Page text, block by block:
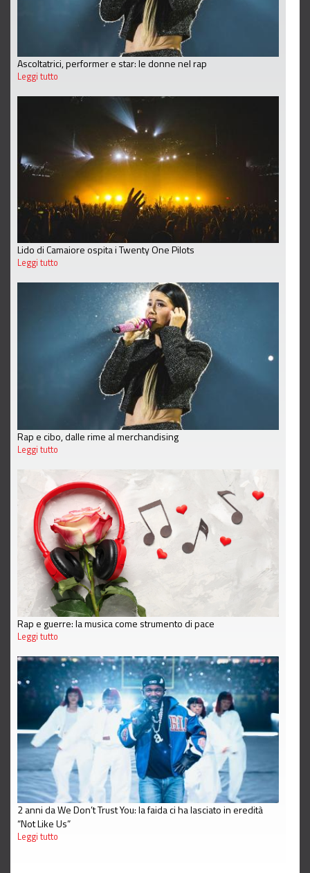
Ascoltatrici, performer e star: le donne nel rap
Leggi tutto
Lido di Camaiore ospita i Twenty One Pilots
Leggi tutto
Rap e cibo, dalle rime al merchandising
Leggi tutto
Rap e guerre: la musica come strumento di pace
Leggi tutto
2 anni da We Don’t Trust You: la faida ci ha lasciato in eredità
“Not Like Us”
Leggi tutto